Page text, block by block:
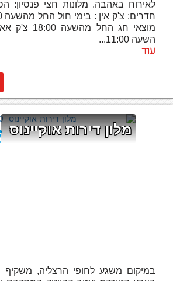
לאירוח באהבה. מלונות חצי פנסיון:
מוצאי חג
השעה 11:00...
עוד
מלון דירות אוקיינוס
במיקום משגע לחופי הרצליה, משקיף